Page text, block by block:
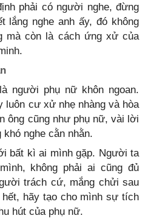
phải có người nghe, đừng
lắng nghe anh ấy, đó không
mà còn là cách ứng xử của
người phụ nữ khôn ngoan.
luôn cư xử nhẹ nhàng và hòa
ông cũng như phụ nữ, vài lời
nghe cằn nhằn.
bất kì ai mình gặp. Người ta
không phải ai cũng đủ
trách cứ, mắng chửi sau
hãy tạo cho mình sự tích
hút của phụ nữ.